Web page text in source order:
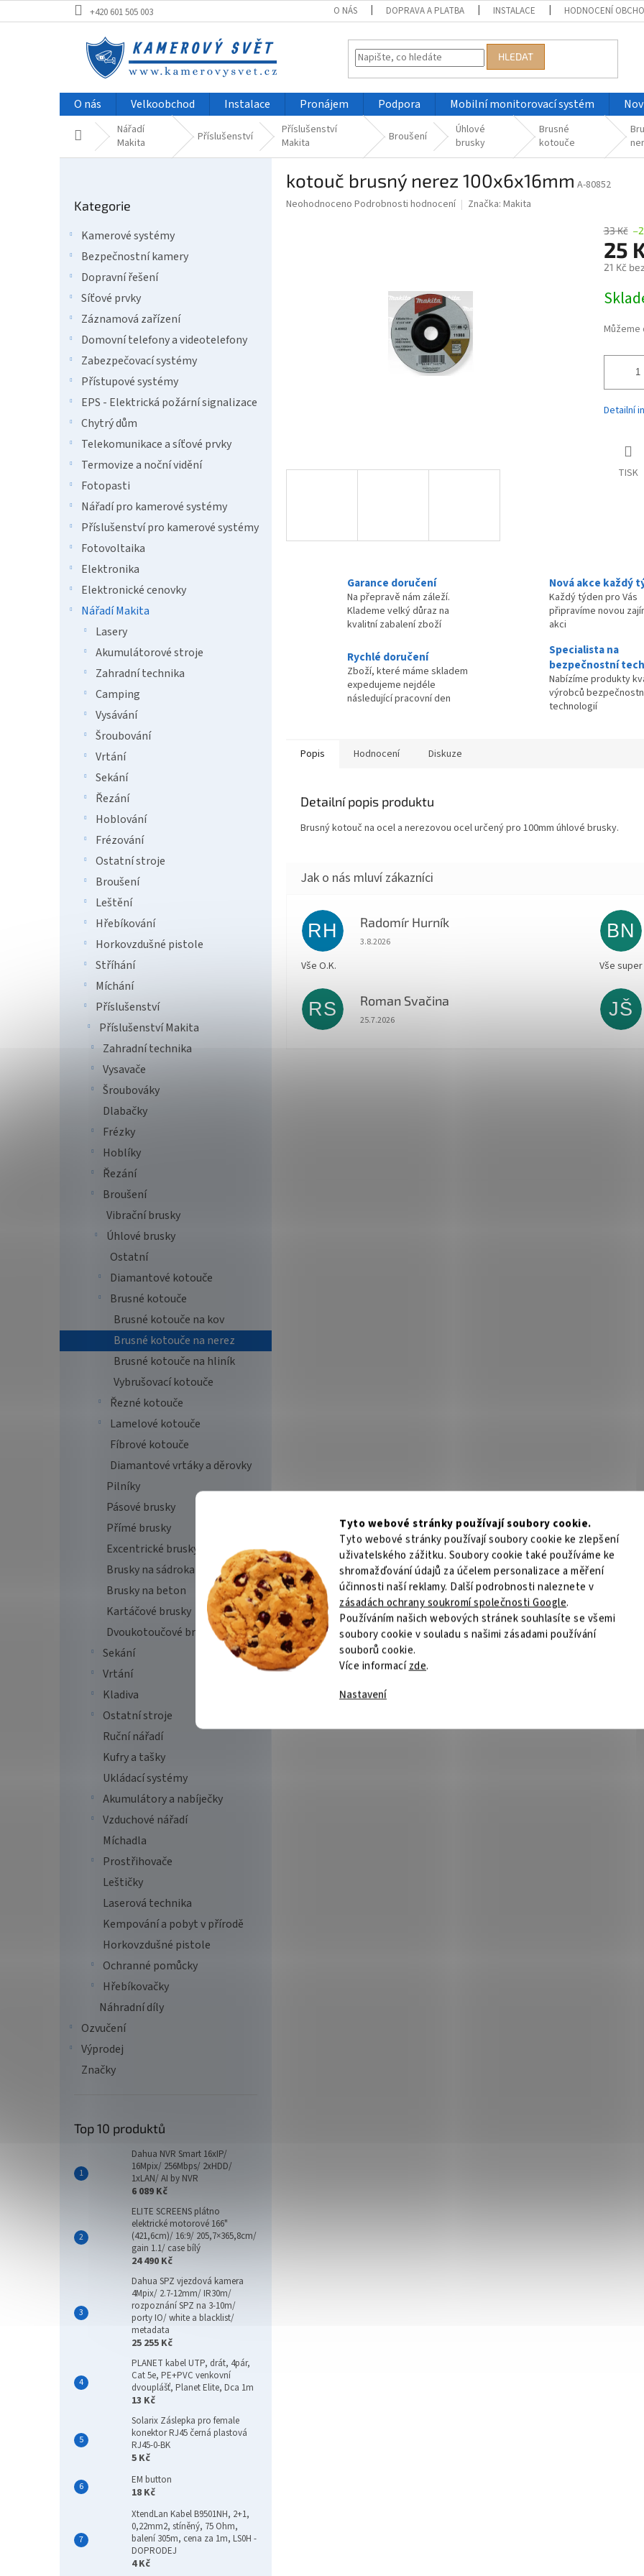
Tyto webové stránky používají soubory cookie.
Tyto webové stránky používají soubory cookie ke zlepšení
uživatelského zážitku. Soubory cookie také používáme ke
shromažďování údajů za účelem personalizace a měření
účinnosti naší reklamy. Další podrobnosti naleznete v
zásadách ochrany soukromí společnosti Google.
Používáním našich webových stránek souhlasíte se všemi
soubory cookie v souladu s našimi zásadami používání
souborů cookie.
Více informacízde.
Nastavení
na
+420 601 505 003 O NÁS DOPRAVA A PLATBA INSTALACE HODNOCENÍ
HLEDAT
O nás Velkoobchod Instalace Pronájem Podpora Mobilní monitorovací systém
Domů Nářadí
Makita
Příslušenství
Příslušenství
Makita
Broušení
Úhlové
brusky
Brusné
kotouče
kategorie
Kategorie
Kamerové systémy
Bezpečnostní kamery
Dopravní řešení
Síťové prvky
Záznamová zařízení
Domovní telefony a videotelefony
Zabezpečovací systémy
Přístupové systémy
EPS - Elektrická požární signalizace
Chytrý dům
Telekomunikace a síťové prvky
Termovize a noční vidění
Fotopasti
Nářadí pro kamerové systémy
Příslušenství pro kamerové systémy
Fotovoltaika
Elektronika
Elektronické cenovky
Nářadí Makita
Lasery
Akumulátorové stroje
Zahradní technika
Camping
Vysávání
Šroubování
Vrtání
Sekání
Řezání
Hoblování
Frézování
Ostatní stroje
Broušení
Leštění
Hřebíkování
Horkovzdušné pistole
Stříhání
Míchání
Příslušenství
Příslušenství Makita
Zahradní technika
Vysavače
Šroubováky
Dlabačky
Frézky
Hoblíky
Řezání
Broušení
Vibrační brusky
Úhlové brusky
Ostatní
Diamantové kotouče
Brusné kotouče
Brusné kotouče na kov
Brusné kotouče na nerez
Brusné kotouče na hliník
Vybrušovací kotouče
Řezné kotouče
Lamelové kotouče
Fíbrové kotouče
Diamantové vrtáky a děrovky
Pilníky
Pásové brusky
Přímé brusky
Excentrické brusky
Brusky na sádrokarton
Brusky na beton
Kartáčové brusky
Dvoukotoučové brusky
Sekání
Vrtání
Kladiva
Ostatní stroje
Ruční nářadí
Kufry a tašky
Ukládací systémy
Akumulátory a nabíječky
Vzduchové nářadí
Míchadla
Prostřihovače
Leštičky
Laserová technika
Kempování a pobyt v přírodě
Horkovzdušné pistole
Ochranné pomůcky
Hřebíkovačky
Náhradní díly
Ozvučení
Výprodej
Značky
Top 10 produktů
Dahua NVR Smart 16xIP/
16Mpix/ 256Mbps/ 2xHDD/
1xLAN/ AI by NVR
6 089 Kč
ELITE SCREENS plátno
elektrické motorové 166"
(421,6cm)/ 16:9/ 205,7×365,8cm/
gain 1.1/ case bílý
24 490 Kč
Dahua SPZ vjezdová kamera
4Mpix/ 2.7-12mm/ IR30m/
rozpoznání SPZ na 3-10m/
porty IO/ white a blacklist/
metadata
25 255 Kč
PLANET kabel UTP, drát, 4pár,
Cat 5e, PE+PVC venkovní
dvouplášť, Planet Elite, Dca 1m
13 Kč
Solarix Záslepka pro female
konektor RJ45 černá plastová
RJ45-0-BK
5 Kč
EM button
18 Kč
XtendLan Kabel B9501NH, 2+1,
0,22mm2, stíněný, 75 Ohm,
balení 305m, cena za 1m, LS0H -
DOPRODEJ
4 Kč
kotouč brusný nerez 100x6x16mm A-80852
Průměrné
Neohodnoceno Podrobnosti hodnocení Značka: Makita
33 Kč
25
21 Kč
cena:
Můžeme
Detailní
TISK
Garance doručení
Na přepravě nám záleží.
Klademe velký důraz na
kvalitní zabalení zboží
Nová akce každý
Každý týden pro Vás
připravíme novou
akci
Rychlé doručení
Zboží, které máme skladem
expedujeme nejdéle
následující pracovní den
Specialista na
bezpečnostní
Nabízíme produkty
výrobců
technologií
Popis Hodnocení Diskuze
Detailní popis produktu
Brusný kotouč na ocel a nerezovou ocel určený pro 100mm úhlové brusky.
RH Radomír Hurník
Hodnocení obchodu je 5 z 5 hvězdiček.
3.8.2026
Vše O.K.
BN
Vše
RS Roman Svačina
Hodnocení obchodu je 5 z 5 hvězdiček.
25.7.2026
JŠ